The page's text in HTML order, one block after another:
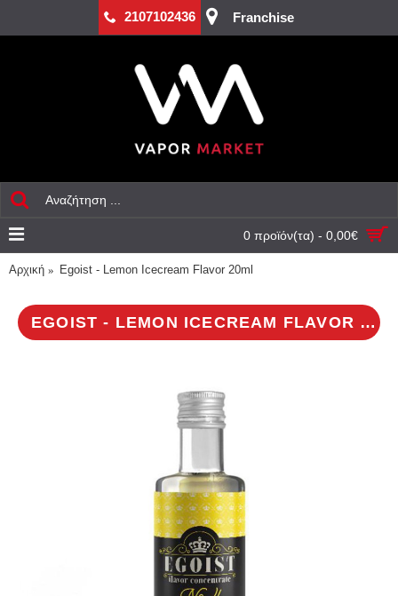
2107102436 Franchise
0 προϊόν(τα) - 0,00€
Αρχική Egoist - Lemon Icecream Flavor 20ml
EGOIST - LEMON ICECREAM FLAVOR 20ML